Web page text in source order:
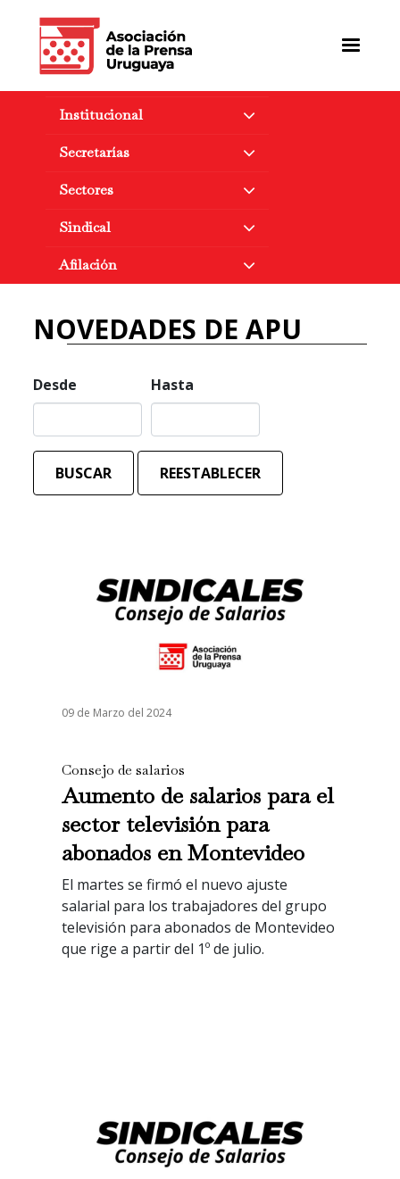
Institucional
Secretarías
Sectores
Sindical
Afilación
NOVEDADES DE APU
Desde Hasta
BUSCAR REESTABLECER
09 de Marzo del 2024
Consejo de salarios
Aumento de salarios para el
sector televisión para
abonados en Montevideo
El martes se firmó el nuevo ajuste
salarial para los trabajadores del grupo
televisión para abonados de Montevideo
que rige a partir del 1º de julio.